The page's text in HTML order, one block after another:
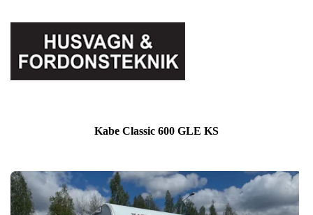
Kabe Classic 600 GLE KS